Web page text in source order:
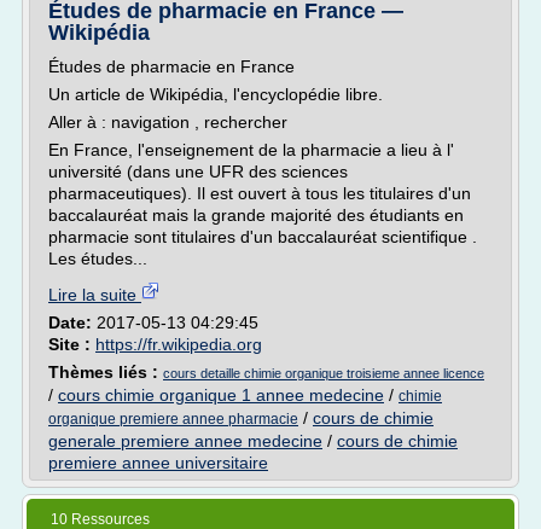
Études de pharmacie en France —
Wikipédia
Études de pharmacie en France
Un article de Wikipédia, l'encyclopédie libre.
Aller à : navigation , rechercher
En France, l'enseignement de la pharmacie a lieu à l'
université (dans une UFR des sciences
pharmaceutiques). Il est ouvert à tous les titulaires d'un
baccalauréat mais la grande majorité des étudiants en
pharmacie sont titulaires d'un baccalauréat scientifique .
Les études...
Lire la suite
Date: 2017-05-13 04:29:45
Site : https://fr.wikipedia.org
Thèmes liés : cours detaille chimie organique troisieme annee licence
/ cours chimie organique 1 annee medecine / chimie
organique premiere annee pharmacie / cours de chimie
generale premiere annee medecine / cours de chimie
premiere annee universitaire
10 Ressources